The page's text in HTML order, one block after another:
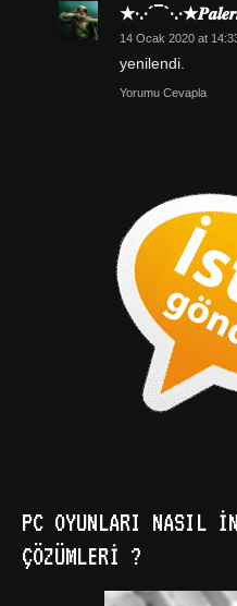
14 Ocak 2020 at
yenilendi.
Yorumu Cevapla
PC OYUNLARI NASIL
ÇÖZÜMLERI ?